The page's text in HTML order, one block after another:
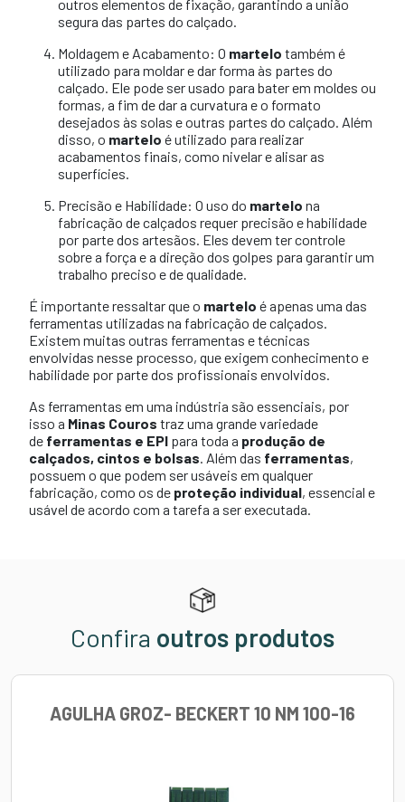
outros elementos de fixação, garantindo a união
segura das partes do calçado.
Moldagem e Acabamento: O martelo também é
utilizado para moldar e dar forma às partes do
calçado. Ele pode ser usado para bater em moldes ou
formas, a fim de dar a curvatura e o formato
desejados às solas e outras partes do calçado. Além
disso, o martelo é utilizado para realizar
acabamentos finais, como nivelar e alisar as
superfícies.
Precisão e Habilidade: O uso do martelo na
fabricação de calçados requer precisão e habilidade
por parte dos artesãos. Eles devem ter controle
sobre a força e a direção dos golpes para garantir um
trabalho preciso e de qualidade.
É importante ressaltar que o martelo é apenas uma das
ferramentas utilizadas na fabricação de calçados.
Existem muitas outras ferramentas e técnicas
envolvidas nesse processo, que exigem conhecimento e
habilidade por parte dos profissionais envolvidos.
As ferramentas em uma indústria são essenciais, por
isso a Minas Couros traz uma grande variedade
de ferramentas e EPI para toda a produção de
calçados, cintos e bolsas . Além das ferramentas,
possuem o que podem ser usáveis em qualquer
fabricação, como os de proteção individual, essencial e
usável de acordo com a tarefa a ser executada.
Confira outros produtos
AGULHA GROZ- BECKERT 10 NM 100-16